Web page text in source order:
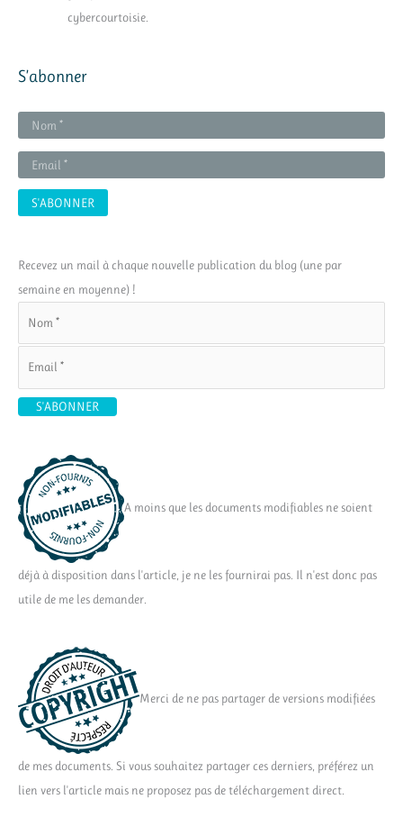
cybercourtoisie.
S’abonner
Recevez un mail à chaque nouvelle publication du blog (une par
semaine en moyenne) !
A moins que les documents modifiables ne soient
déjà à disposition dans l'article, je ne les fournirai pas. Il n'est donc pas
utile de me les demander.
Merci de ne pas partager de versions modifiées
de mes documents. Si vous souhaitez partager ces derniers, préférez un
lien vers l'article mais ne proposez pas de téléchargement direct.